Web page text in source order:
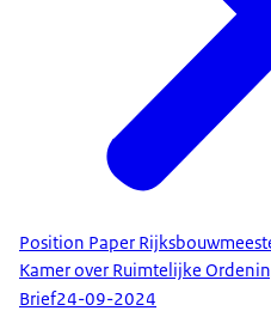
Position Paper
Kamer over Ruimtelijke
Brief24-09-2024